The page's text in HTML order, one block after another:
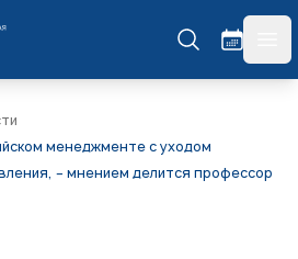
менеджменте с уходом
– мнением делится профессор